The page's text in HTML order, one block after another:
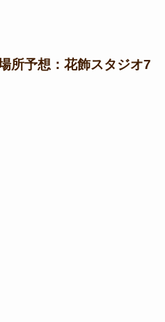
所予想：花飾スタジオ7